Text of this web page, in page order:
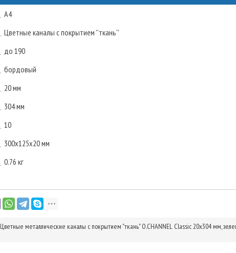
А4
Цветные каналы с покрытием ''ткань''
до 190
бордовый
20 мм
304 мм
10
300х125х20 мм
0.76 кг
Цветные металлические каналы с покрытием "ткань" O.CHANNEL Classic 20х304 мм,